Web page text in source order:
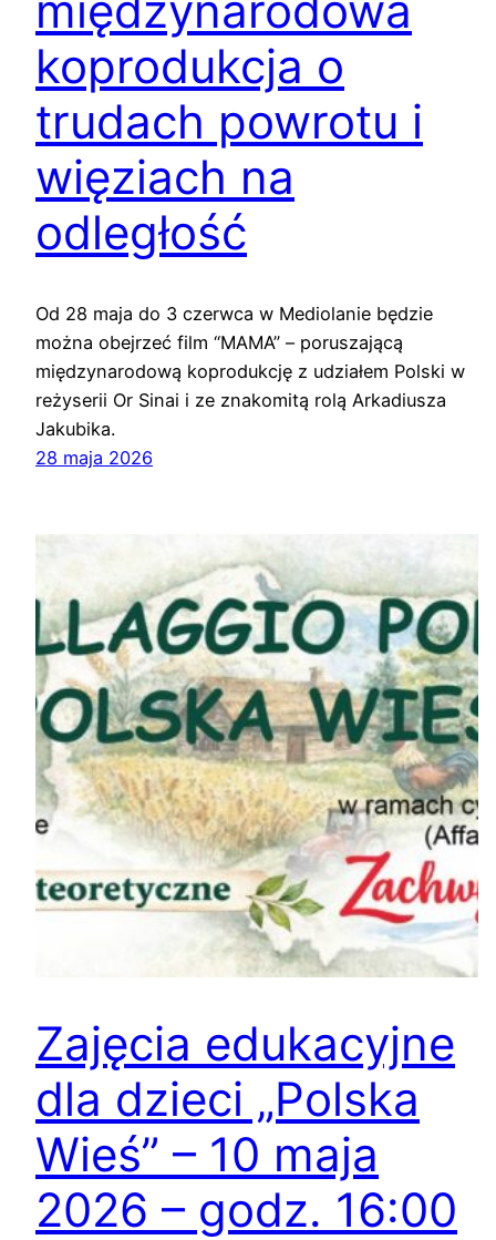
koprodukcja o
trudach powrotu i
więziach na
odległość
Od 28 maja do 3 czerwca w Mediolanie będzie
można obejrzeć film “MAMA” – poruszającą
międzynarodową koprodukcję z udziałem Polski w
reżyserii Or Sinai i ze znakomitą rolą Arkadiusza
Jakubika.
28 maja 2026
Zajęcia edukacyjne
dla dzieci „Polska
Wieś” – 10 maja
2026 – godz. 16:00